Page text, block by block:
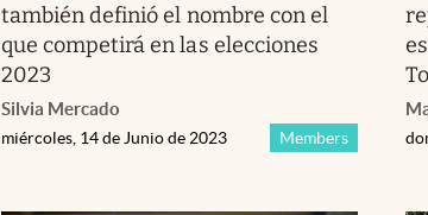
también definió el nombre con el
que competirá en las elecciones
2023
Silvia Mercado
Members
miércoles, 14 de Junio de 2023